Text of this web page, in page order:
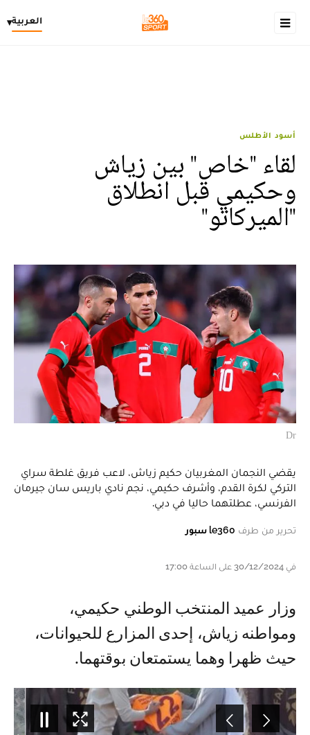
العربية▾
أسود الأطلس
لقاء "خاص" بين زياش
وحكيمي قبل انطلاق
"الميركاتو"
Dr
يقضي النجمان المغربيان حكيم زياش، لاعب فريق غلطة سراي
التركي لكرة القدم، وأشرف حكيمي، نجم نادي باريس سان جيرمان
الفرنسي، عطلتهما حاليا في دبي.
تحرير من طرف le360 سبور
في 30/12/2024 على الساعة 17:00
وزار عميد المنتخب الوطني حكيمي،
ومواطنه زياش، إحدى المزارع للحيوانات،
حيث ظهرا وهما يستمتعان بوقتهما.